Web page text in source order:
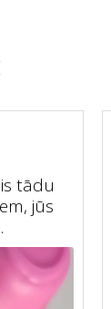
tādu
jūs